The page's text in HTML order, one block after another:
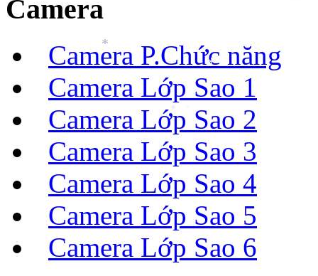
Camera
Camera P.Chức năng
Camera Lớp Sao 1
Camera Lớp Sao 2
Camera Lớp Sao 3
Camera Lớp Sao 4
Camera Lớp Sao 5
Camera Lớp Sao 6
*
*
*